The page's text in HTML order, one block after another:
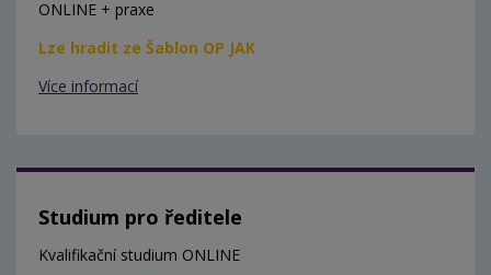
ONLINE + praxe
Lze hradit ze Šablon OP JAK
Více informací
Studium pro ředitele
Kvalifikační studium ONLINE